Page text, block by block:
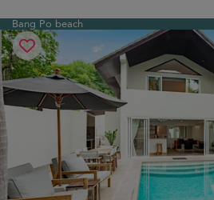
Bang Po beach